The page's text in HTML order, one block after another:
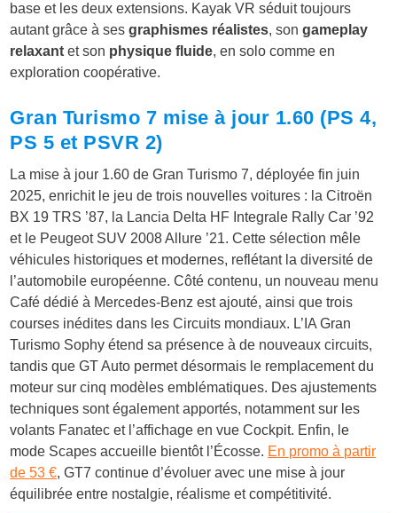
base et les deux extensions. Kayak VR séduit toujours
autant grâce à sesgraphismes réalistes, songameplay
relaxant et son physique fluide, en solo comme en
exploration coopérative.
Gran Turismo 7 mise à jour 1.60 (PS 4,
PS 5 et PSVR 2)
La mise à jour 1.60 de Gran Turismo 7, déployée fin juin
2025, enrichit le jeu de trois nouvelles voitures : la Citroën
BX 19 TRS ’87, la Lancia Delta HF Integrale Rally Car ’92
et le Peugeot SUV 2008 Allure ’21. Cette sélection mêle
véhicules historiques et modernes, reflétant la diversité de
l’automobile européenne. Côté contenu, un nouveau menu
Café dédié à Mercedes-Benz est ajouté, ainsi que trois
courses inédites dans les Circuits mondiaux. L’IA Gran
Turismo Sophy étend sa présence à de nouveaux circuits,
tandis que GT Auto permet désormais le remplacement du
moteur sur cinq modèles emblématiques. Des ajustements
techniques sont également apportés, notamment sur les
volants Fanatec et l’affichage en vue Cockpit. Enfin, le
mode Scapes accueille bientôt l’Écosse. En promo à partir
de 53 €, GT7 continue d’évoluer avec une mise à jour
équilibrée entre nostalgie, réalisme et compétitivité.